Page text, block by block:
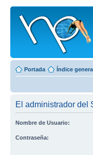
Portada Índice
El administrador del
Nombre de Usuario:
Contraseña: